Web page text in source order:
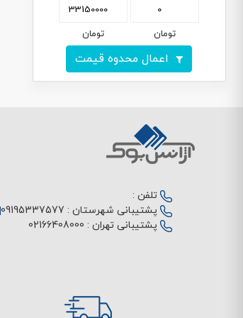
تومان تومان
اعمال محدوه قیمت
تلفن :
پشتیبانی شهرستان : 09195337577
پشتیبانی تهران : 02166408000